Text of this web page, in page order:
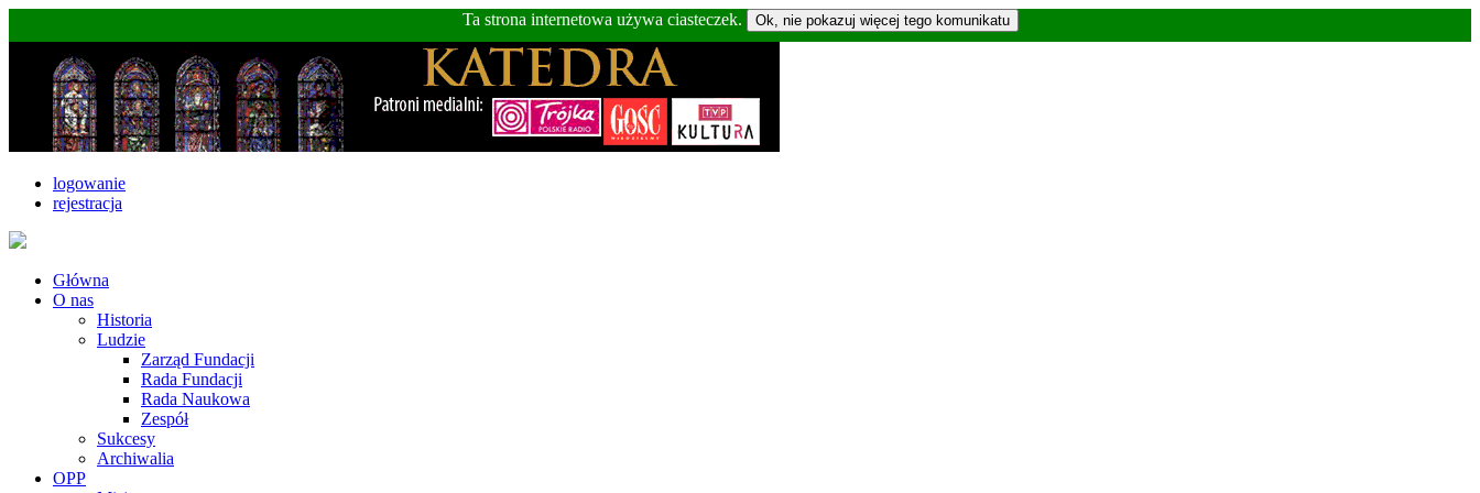
Ta strona internetowa używa ciasteczek.
logowanie
rejestracja
Główna
O nas
Historia
Ludzie
Zarząd Fundacji
Rada Fundacji
Rada Naukowa
Zespół
Sukcesy
Archiwalia
OPP